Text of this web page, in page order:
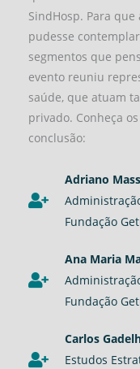
SindHosp. Para que
pudesse
segmentos que
evento reuniu
saúde, que atuam
privado. Conheça
conclusão:
Adriano
Fundação
Ana Maria
Fundação
Carlos
Estudos